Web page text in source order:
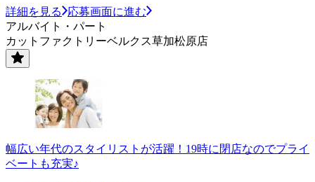
詳細を見る
応募画面に進む
アルバイト・パート
カットファクトリーベルクス草加松原店
幅広い年代のスタイリストが活躍！19時に閉店なのでプライ
ベートも充実♪